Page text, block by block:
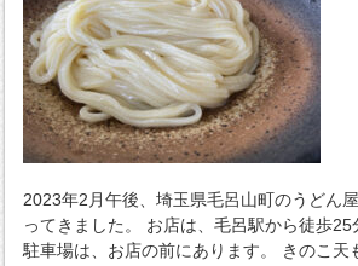
2023年2月午後、埼玉県毛呂山町のうどん
ってきました。 お店は、毛呂駅から徒歩25
駐車場は、お店の前にあります。 きのこ